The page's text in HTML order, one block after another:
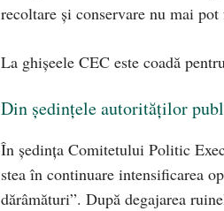
recoltare şi conservare nu mai
La ghişeele CEC este coadă
Din şedinţele autorităţilor
În şedinţa Comitetului Politic
stea în continuare intensificarea
dărâmături”. După degajarea